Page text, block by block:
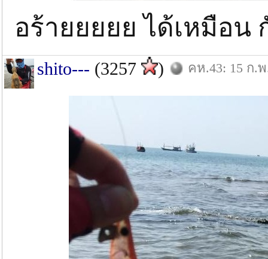
อร้ายยยยย ได้เหมือ
shito--- (3257 ) คห.43: 15 ก.